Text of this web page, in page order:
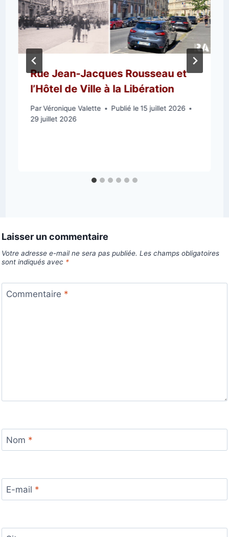
Rue Jean-Jacques Rousseau et
l’Hôtel de Ville à la Libération
ParVéronique Valette Publié le 15 juillet 2026
29 juillet 2026
Laisser un commentaire
Votre adresse e-mail ne sera pas publiée. Les champs obligatoires
sont indiqués avec *
Commentaire *
Nom *
E-mail *